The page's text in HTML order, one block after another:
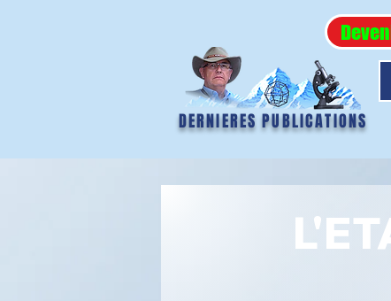
DERNIERES PUBLICATIONS